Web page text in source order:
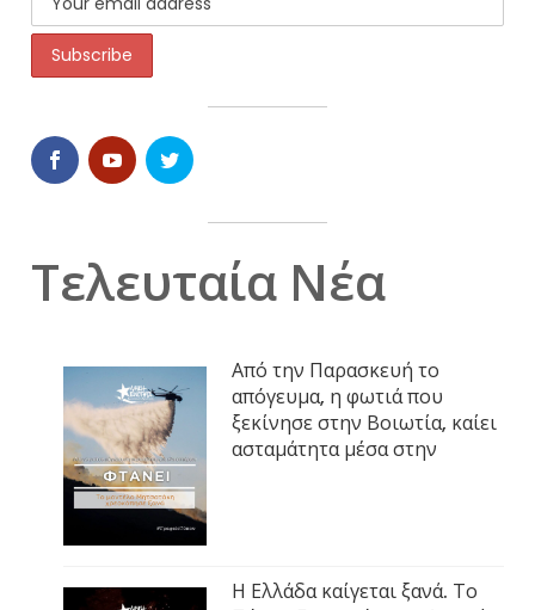
Τελευταία Νέα
Από την Παρασκευή το
απόγευμα, η φωτιά που
ξεκίνησε στην Βοιωτία, καίει
ασταμάτητα μέσα στην
Η Ελλάδα καίγεται ξανά. Το